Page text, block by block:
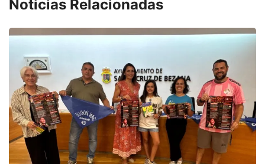
Noticias Relacionadas